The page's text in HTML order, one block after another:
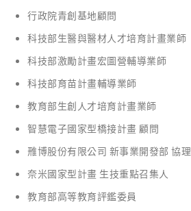
行政院青創基地顧問
科技部生醫與醫材人才培育計畫業師
科技部激勵計畫宏圖營輔導業師
科技部育苗計畫輔導業師
教育部生創人才培育計畫業師
智慧電子國家型橋接計畫 顧問
雃博股份有限公司 新事業開發部 協理
奈米國家型計畫 生技重點召集人
教育部高等教育評鑑委員